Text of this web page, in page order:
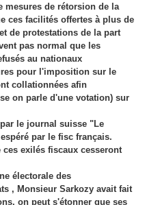
mesures de rétorsion de la
ces facilités offertes à plus de
de protestations de la part
pas normal que les
au nationaux
pour l'imposition sur le
collationnées afin
on parle d'une votation) sur
le journal suisse "Le
par le fisc français.
exilés fiscaux cesseront
électorale des
, Monsieur Sarkozy avait fait
on peut s'étonner que ses